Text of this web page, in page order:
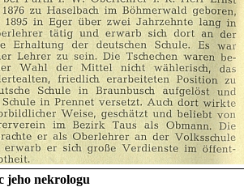
jeho nekrologu